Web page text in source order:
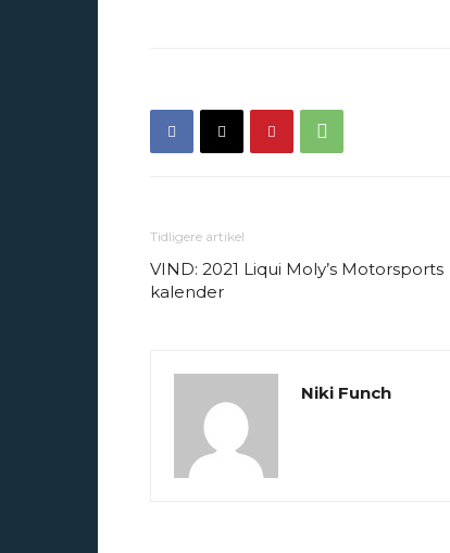
Tidligere artikel
VIND: 2021 Liqui Moly’s Motorsports
kalender
Niki Funch